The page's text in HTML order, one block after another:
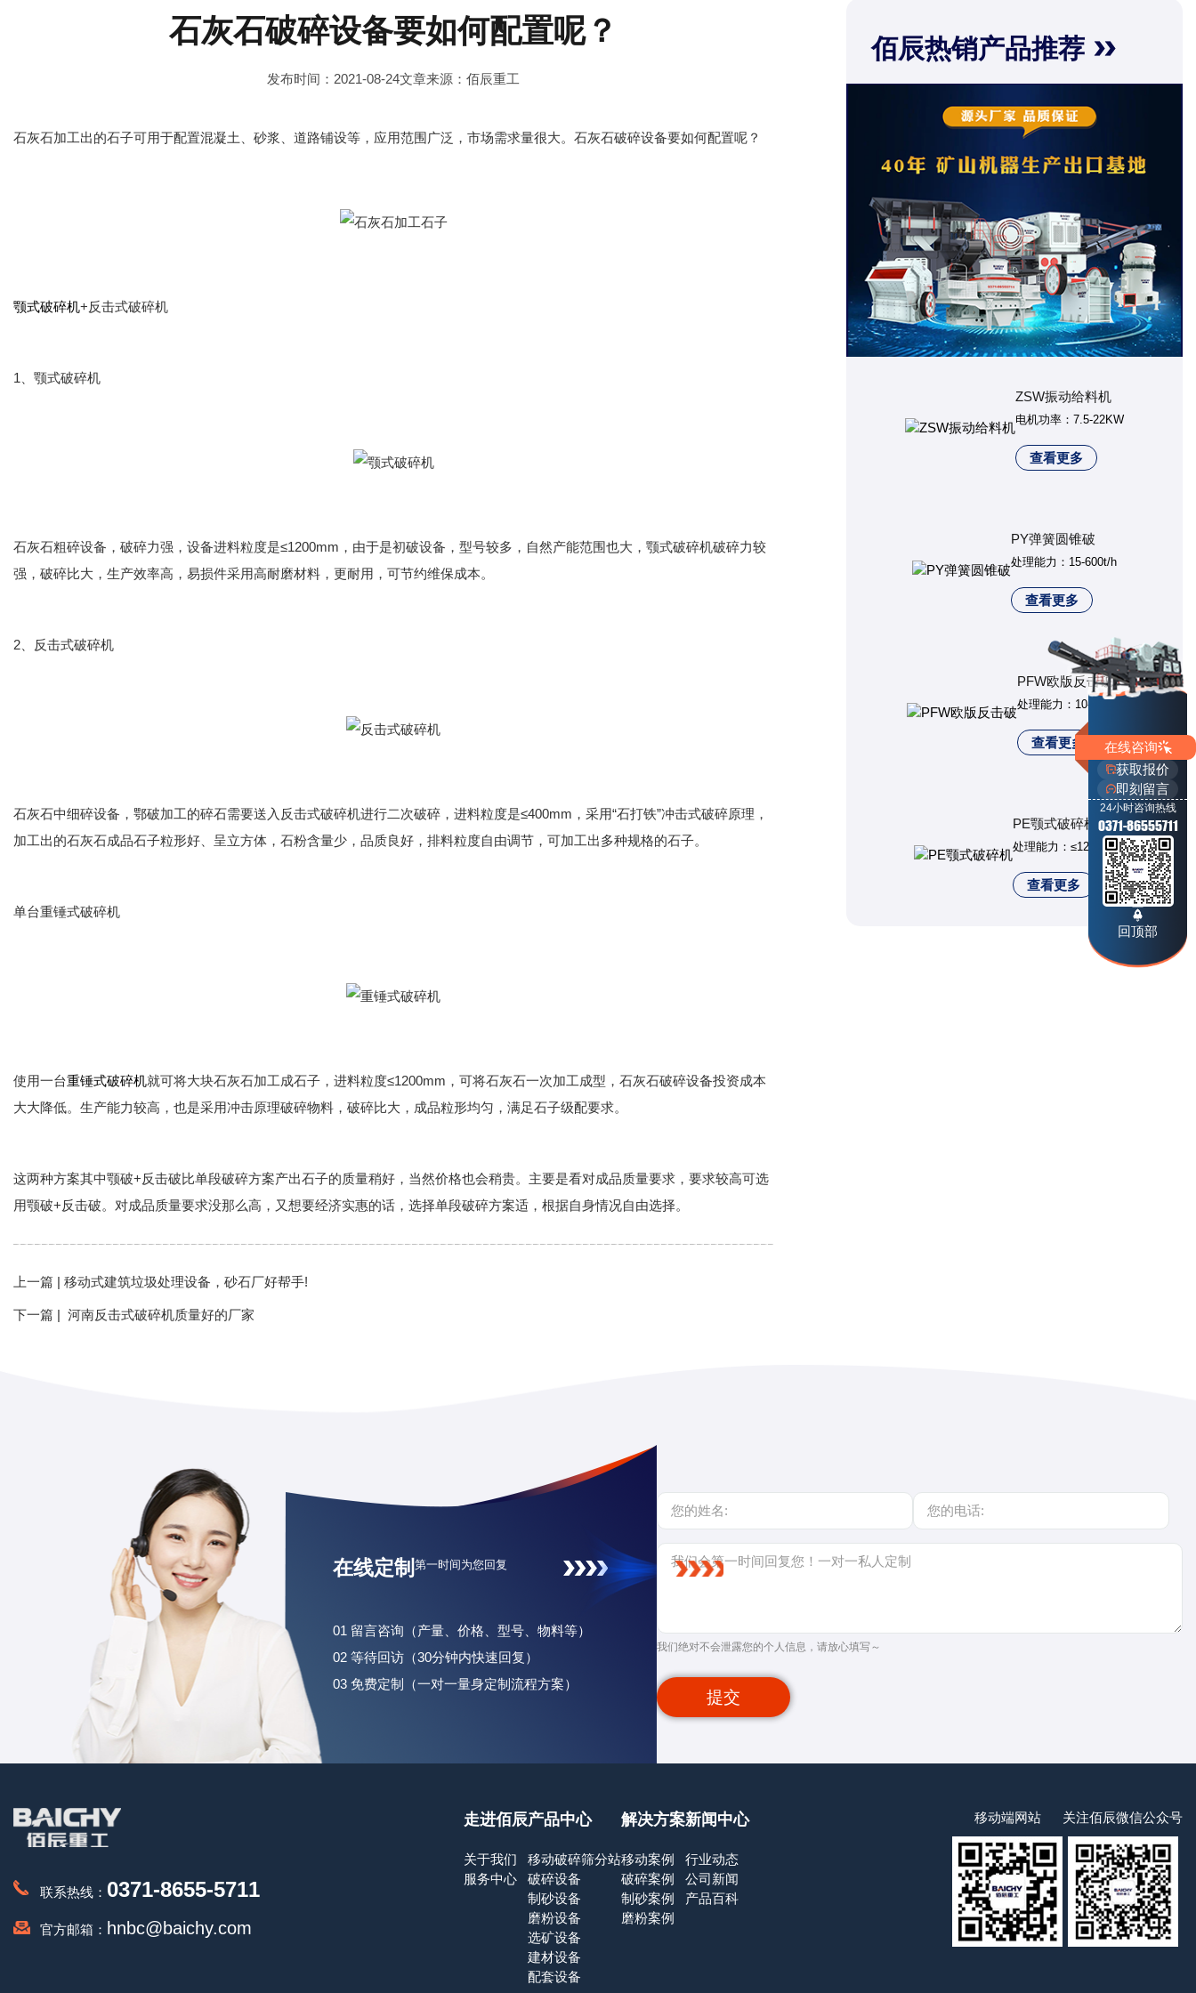
石灰石破碎设备要如何配置呢？
发布时间：2021-08-24文章来源：佰辰重工
石灰石加工出的石子可用于配置混凝土、砂浆、道路铺设等，应用范围广泛，市场需求量很大。石灰石破碎设备要如何配置呢？
颚式破碎机+反击式破碎机
1、颚式破碎机
石灰石粗碎设备，破碎力强，设备进料粒度是≤1200mm，由于是初破设备，型号较多，自然产能范围也大，颚式破碎机破碎力较
强，破碎比大，生产效率高，易损件采用高耐磨材料，更耐用，可节约维保成本。
2、反击式破碎机
石灰石中细碎设备，鄂破加工的碎石需要送入反击式破碎机进行二次破碎，进料粒度是≤400mm，采用“石打铁”冲击式破碎原理，
加工出的石灰石成品石子粒形好、呈立方体，石粉含量少，品质良好，排料粒度自由调节，可加工出多种规格的石子。
单台重锤式破碎机
使用一台重锤式破碎机就可将大块石灰石加工成石子，进料粒度≤1200mm，可将石灰石一次加工成型，石灰石破碎设备投资成本
大大降低。生产能力较高，也是采用冲击原理破碎物料，破碎比大，成品粒形均匀，满足石子级配要求。
这两种方案其中颚破+反击破比单段破碎方案产出石子的质量稍好，当然价格也会稍贵。主要是看对成品质量要求，要求较高可选
用颚破+反击破。对成品质量要求没那么高，又想要经济实惠的话，选择单段破碎方案适，根据自身情况自由选择。
上一篇 | 移动式建筑垃圾处理设备，砂石厂好帮手!
下一篇 | 河南反击式破碎机质量好的厂家
佰辰热销产品推荐
ZSW振动给料机
电机功率：7.5-22KW
查看更多
PY弹簧圆锥破
处理能力：15-600t/h
查看更多
PFW欧版反击破
处理能力：10-400t/h
查看更多
PE颚式破碎机
处理能力：≤1200t/h
查看更多
在线定制第一时间为您回复
01 留言咨询（产量、价格、型号、物料等）
02 等待回访（30分钟内快速回复）
03 免费定制（一对一量身定制流程方案）
我们绝对不会泄露您的个人信息，请放心填写～
提交
联系热线： 0371-8655-5711
官方邮箱： hnbc@baichy.com
走进佰辰
关于我们
服务中心
产品中心
移动破碎筛分站
破碎设备
制砂设备
磨粉设备
选矿设备
建材设备
配套设备
解决方案
移动案例
破碎案例
制砂案例
磨粉案例
新闻中心
行业动态
公司新闻
产品百科
移动端网站 关注佰辰微信公众号
在线咨询
获取报价
即刻留言
24小时咨询热线
0371-86555711
回顶部